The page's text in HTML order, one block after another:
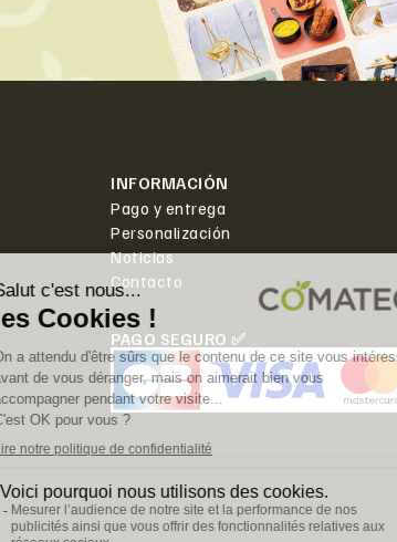
INFORMACIÓN
Pago y entrega
Personalización
Noticias
Contacto
PAGO SEGURO ✅